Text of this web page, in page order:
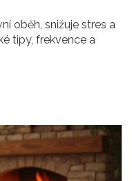
oběh, snižuje stres a
tipy, frekvence a